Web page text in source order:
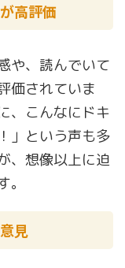
高評価
や、読んでいて
価されていま
、こんなにドキ
」という声も多
、想像以上に迫
見